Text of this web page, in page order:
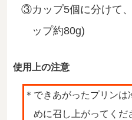
カップ5個に分けて
ップ約80g)
使用上の注意
できあがったプリンは
めに召し上がってくだ